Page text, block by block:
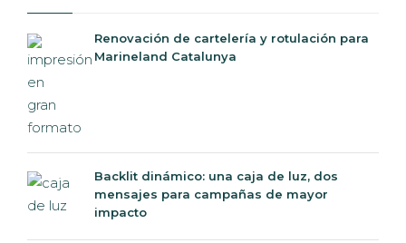
Renovación de cartelería y rotulación para
Marineland Catalunya
Backlit dinámico: una caja de luz, dos
mensajes para campañas de mayor
impacto